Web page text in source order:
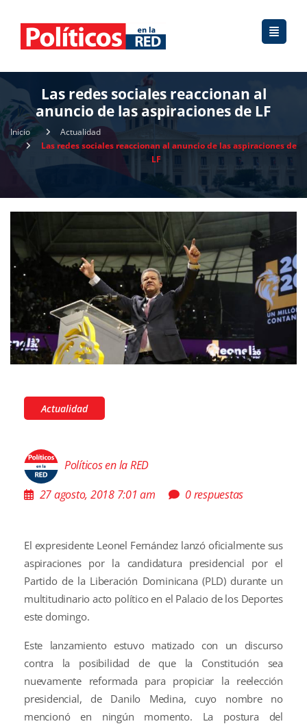
Las redes sociales reaccionan al
anuncio de las aspiraciones de LF
Inicio
Actualidad
Las redes sociales reaccionan al anuncio de las aspiraciones de
LF
Actualidad
Políticos en la RED
27 agosto, 2018 7:01 am
0 respuestas
El expresidente Leonel Fernández lanzó oficialmente sus
aspiraciones por la candidatura presidencial por el
Partido de la Liberación Dominicana (PLD) durante un
multitudinario acto político en el Palacio de los Deportes
este domingo.
Este lanzamiento estuvo matizado con un discurso
contra la posibilidad de que la Constitución sea
nuevamente reformada para propiciar la reelección
presidencial, de Danilo Medina, cuyo nombre no
mencionó en ningún momento. La postura del